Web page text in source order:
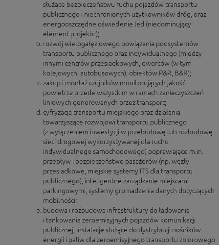
służące bezpieczeństwu ruchu pojazdów transportu
publicznego i niechronionych użytkowników dróg, oraz
energooszczędne oświetlenie led (niedominujący
element projektu);
rozwój wielogałęziowego powiązania podsystemów
transportu publicznego oraz indywidualnego (między
innymi centrów przesiadkowych, dworców (w tym
kolejowych, autobusowych), obiektów P&R, B&R);
zakup i montaż czujników monitorujących jakość
powietrza przede wszystkim w ramach zanieczyszczeń
liniowych generowanych przez transport;
cyfryzacja transportu miejskiego oraz działania
towarzyszące rozwojowi transportu publicznego
(z wyłączeniem inwestycji w przebudowę lub rozbudowę
sieci drogowej wykorzystywanej dla ruchu
indywidualnego samochodowego) poprawiające m.in.
przepływ i bezpieczeństwo pasażerów (np. węzły
przesiadkowe, miejskie systemy ITS dla transportu
publicznego), inteligentne zarządzanie miejscami
parkingowymi, systemy gromadzenia danych dotyczących
mobilności;
budowa i rozbudowa infrastruktury do ładowania
i tankowania zeroemisyjnych pojazdów komunikacji
publicznej, instalacje służące do dystrybucji nośników
energii i paliw dla zeroemisyjnego transportu zbiorowego